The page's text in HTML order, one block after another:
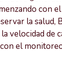
con
la salud,
velocidad de
el